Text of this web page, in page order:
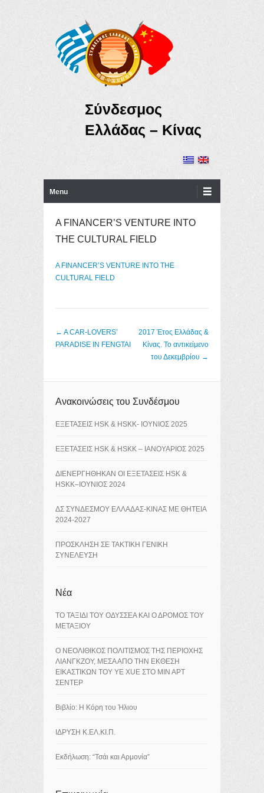
Σύνδεσμος
Ελλάδας – Κίνας
Menu
A FINANCER’S VENTURE INTO
THE CULTURAL FIELD
A FINANCER’S VENTURE INTO THE
CULTURAL FIELD
Post navigation
← A CAR-LOVERS’
PARADISE IN FENGTAI
2017 Έτος Ελλάδας &
Κίνας. Το αντικείμενο
του Δεκεμβρίου →
Ανακοινώσεις του Συνδέσμου
ΕΞΕΤΑΣΕΙΣ HSK & HSKK- ΙΟΥΝΙΟΣ 2025
ΕΞΕΤΑΣΕΙΣ HSK & HSKK – ΙΑΝΟΥΑΡΙΟΣ 2025
ΔΙΕΝΕΡΓΗΘΗΚΑΝ ΟΙ ΕΞΕΤΑΣΕΙΣ HSK &
HSKK–ΙΟΥΝΙΟΣ 2024
ΔΣ ΣΥΝΔΕΣΜΟΥ ΕΛΛΑΔΑΣ-ΚΙΝΑΣ ΜΕ ΘΗΤΕΙΑ
2024-2027
ΠΡΟΣΚΛΗΣΗ ΣΕ ΤΑΚΤΙΚΗ ΓΕΝΙΚΗ
ΣΥΝΕΛΕΥΣΗ
Νέα
ΤΟ ΤΑΞΙΔΙ ΤΟΥ ΟΔΥΣΣΕΑ ΚΑΙ Ο ΔΡΟΜΟΣ ΤΟΥ
ΜΕΤΑΞΙΟΥ
Ο ΝΕΟΛΙΘΙΚΟΣ ΠΟΛΙΤΙΣΜΟΣ ΤΗΣ ΠΕΡΙΟΧΗΣ
ΛΙΑΝΓΚΖΟΥ, ΜΕΣΑ ΑΠΟ ΤΗΝ ΕΚΘΕΣΗ
ΕΙΚΑΣΤΙΚΩΝ ΤΟΥ YE XUE ΣΤΟ ΜΙΝ ΑΡΤ
ΣΕΝΤΕΡ
Βιβλίο: Η Κόρη του Ήλιου
ΙΔΡΥΣΗ Κ.ΕΛ.ΚΙ.Π.
Εκδήλωση: “Τσάι και Αρμονία”